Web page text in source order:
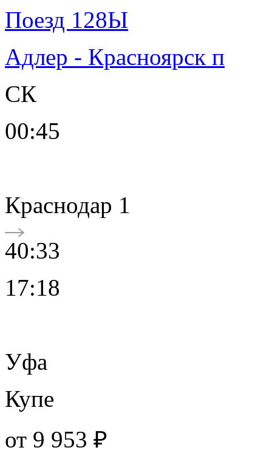
Поезд 128Ы
Адлер - Красноярск п
СК
00:45
Краснодар 1
40:33
17:18
Уфа
Купе
от 9 953 ₽